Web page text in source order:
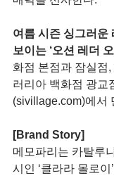
여름 시즌 싱그러운
보이는 ‘오션 레더
화점 본점과 잠실점
러리아 백화점 광교
(sivillage.com)에서
[Brand Story]
메모파리는 카탈루
시인 ‘클라라 몰로이